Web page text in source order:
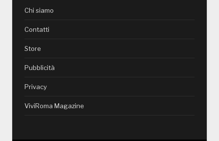
Chi siamo
Contatti
Store
Pubblicità
Privacy
ViviRoma Magazine